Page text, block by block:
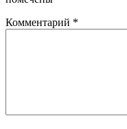
Комментарий *